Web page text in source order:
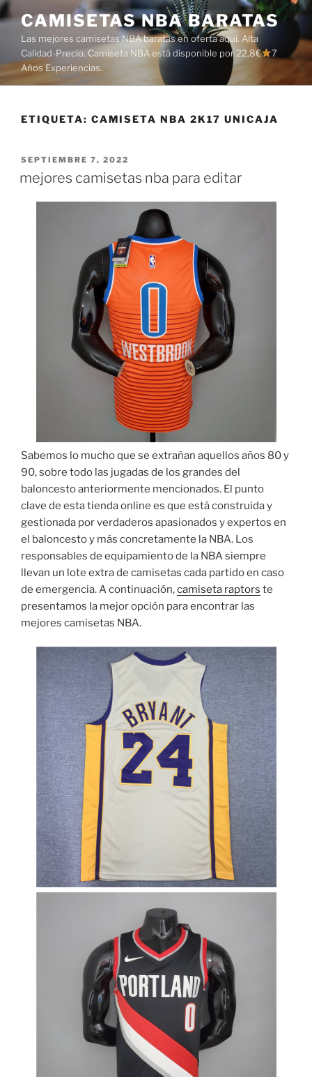
Saltar
al
contenido
CAMISETAS NBA BARATAS
Las mejores camisetas NBA baratas en oferta aquí. Alta
Calidad-Precio. Camiseta NBA está disponible por 22,8€
7
Años Experiencias.
ETIQUETA: CAMISETA NBA 2K17 UNICAJA
PUBLICADO
SEPTIEMBRE 7, 2022
mejores camisetas nba para editar
Sabemos lo mucho que se extrañan aquellos años 80 y
90, sobre todo las jugadas de los grandes del
baloncesto anteriormente mencionados. El punto
clave de esta tienda online es que está construida y
gestionada por verdaderos apasionados y expertos en
el baloncesto y más concretamente la NBA. Los
responsables de equipamiento de la NBA siempre
llevan un lote extra de camisetas cada partido en caso
de emergencia. A continuación,camiseta raptors te
presentamos la mejor opción para encontrar las
mejores camisetas NBA.